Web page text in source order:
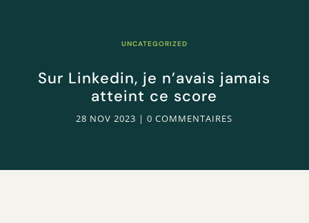
UNCATEGORIZED
Sur Linkedin, je n’avais jamais
atteint ce score
28 NOV 2023 |0 COMMENTAIRES